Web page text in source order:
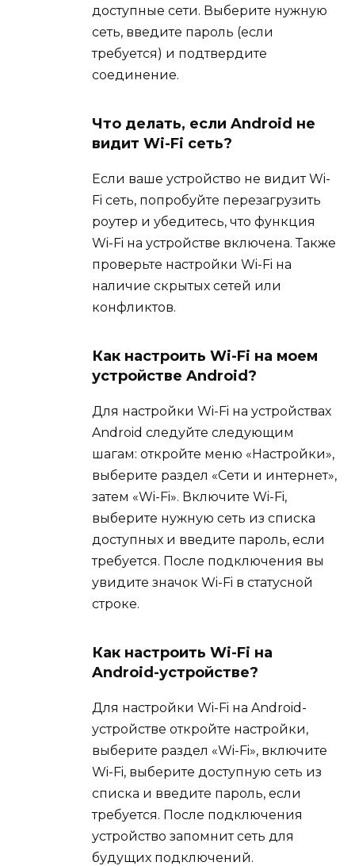
доступные сети. Выберите нужную
сеть, введите пароль (если
требуется) и подтвердите
соединение.
Что делать, если Android не
видит Wi-Fi сеть?
Если ваше устройство не видит Wi-
Fi сеть, попробуйте перезагрузить
роутер и убедитесь, что функция
Wi-Fi на устройстве включена. Также
проверьте настройки Wi-Fi на
наличие скрытых сетей или
конфликтов.
Как настроить Wi-Fi на моем
устройстве Android?
Для настройки Wi-Fi на устройствах
Android следуйте следующим
шагам: откройте меню «Настройки»,
выберите раздел «Сети и интернет»,
затем «Wi-Fi». Включите Wi-Fi,
выберите нужную сеть из списка
доступных и введите пароль, если
требуется. После подключения вы
увидите значок Wi-Fi в статусной
строке.
Как настроить Wi-Fi на
Android-устройстве?
Для настройки Wi-Fi на Android-
устройстве откройте настройки,
выберите раздел «Wi-Fi», включите
Wi-Fi, выберите доступную сеть из
списка и введите пароль, если
требуется. После подключения
устройство запомнит сеть для
будущих подключений.